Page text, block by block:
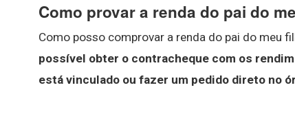
Como provar a renda do pai do
Como posso comprovar a renda do pai do meu
possível obter o contracheque com os
está vinculado ou fazer um pedido direto no